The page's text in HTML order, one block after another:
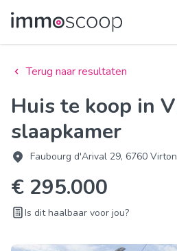
Terug naar resultaten
Huis te koop in Virton met 1
slaapkamer
Faubourg d'Arival 29, 6760 Virton
€ 295.000
Is dit haalbaar voor jou?